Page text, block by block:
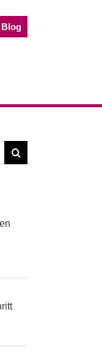
Blog